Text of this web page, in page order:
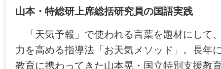
山本・特総研上席総括研究員の国語実践
「天気予報」で使われる言葉を題材にして
力を高める指導法「お天気メソッド」。長年
教育に携わってきた山本晃・国立特別支援教